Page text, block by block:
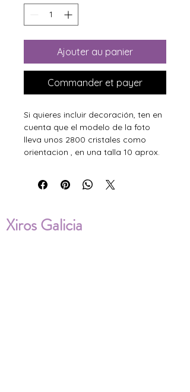
Ajouter au panier
Commander et payer
Si quieres incluir decoración, ten en
cuenta que el modelo de la foto
lleva unos 2800 cristales como
orientacion , en una talla 10 aprox.
Xiros Galicia